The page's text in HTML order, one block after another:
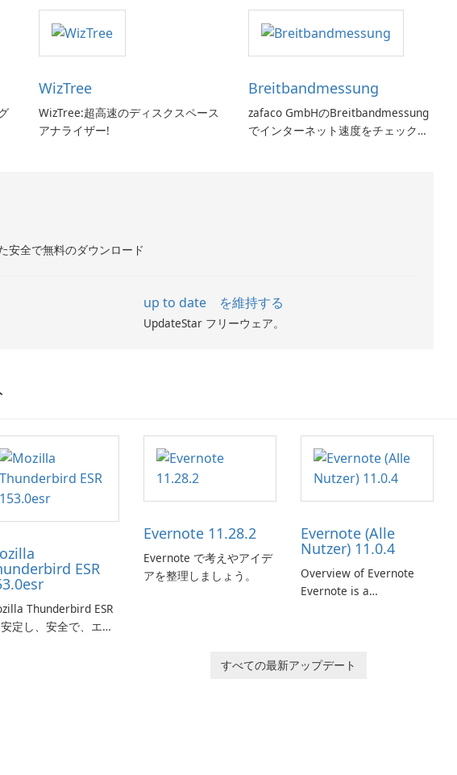
WizTree
WizTree:超高速のディスクスペース
アナライザー!
Breitbandmessung
zafaco GmbHのBreitbandmessung
でインターネット速度をチェックし
安全で無料のダウンロード
up to date を維持する
UpdateStar フリーウェア。
ESR
Thunderbird ESR
定し、安全で、エン
Evernote 11.28.2
Evernote で考えやアイデ
アを整理しましょう。
Evernote (Alle
Nutzer) 11.0.4
Overview of Evernote
Evernote is a
help users capture,
すべての最新アップデート